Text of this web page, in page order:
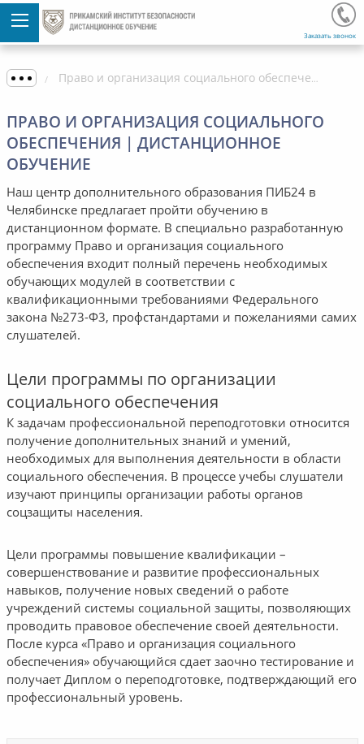
Заказать звонок
Право и организация социального обеспечения | Дистанционное обучение
ПРАВО И ОРГАНИЗАЦИЯ СОЦИАЛЬНОГО
ОБЕСПЕЧЕНИЯ | ДИСТАНЦИОННОЕ
ОБУЧЕНИЕ
Наш центр дополнительного образования ПИБ24 в
Челябинске предлагает пройти обучению в
дистанционном формате. В специально разработанную
программу Право и организация социального
обеспечения входит полный перечень необходимых
обучающих модулей в соответствии с
квалификационными требованиями Федерального
закона №273-Ф3, профстандартами и пожеланиями самих
слушателей.
Цели программы по организации
социального обеспечения
К задачам профессиональной переподготовки относится
получение дополнительных знаний и умений,
необходимых для выполнения деятельности в области
социального обеспечения. В процессе учебы слушатели
изучают принципы организации работы органов
соцзащиты населения.
Цели программы повышение квалификации –
совершенствование и развитие профессиональных
навыков, получение новых сведений о работе
учреждений системы социальной защиты, позволяющих
проводить правовое обеспечение своей деятельности.
После курса «Право и организация социального
обеспечения» обучающийся сдает заочно тестирование и
получает Диплом о переподготовке, подтверждающий его
профессиональный уровень.